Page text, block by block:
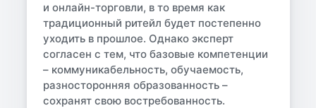
и онлайн-торговли, в то время как
традиционный ритейл будет постепенно
уходить в прошлое. Однако эксперт
согласен с тем, что базовые компетенции
– коммуникабельность, обучаемость,
разносторонняя образованность –
сохранят свою востребованность.